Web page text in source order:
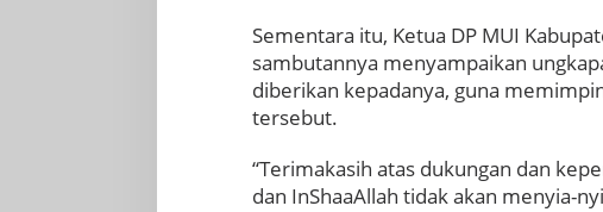
Sementara itu, Ketua DP MUI
sambutannya menyampaikan
diberikan kepadanya, guna
tersebut.
“Terimakasih atas dukungan dan
dan InShaaAllah tidak akan menyia-